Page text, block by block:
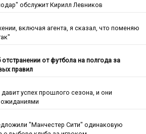
обслужит Кирилл Левников
включая агента, я сказал, что поменяю
от футбола на полгода за
правил
успех прошлого сезона, и они
"Манчестер Сити" одинаковую